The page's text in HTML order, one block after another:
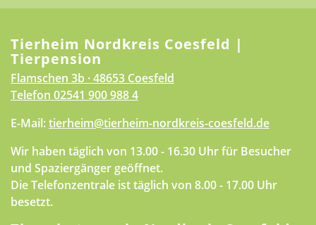
Tierheim Nordkreis Coesfeld |
Tierpension
Flamschen 3b · 48653 Coesfeld
Telefon 02541 900 988 4
E-Mail:tierheim@tierheim-nordkreis-coesfeld.de
Wir haben täglich von 13.00 - 16.30 Uhr für Besucher
und Spaziergänger geöffnet.
Die Telefonzentrale ist täglich von 8.00 - 17.00 Uhr
besetzt.